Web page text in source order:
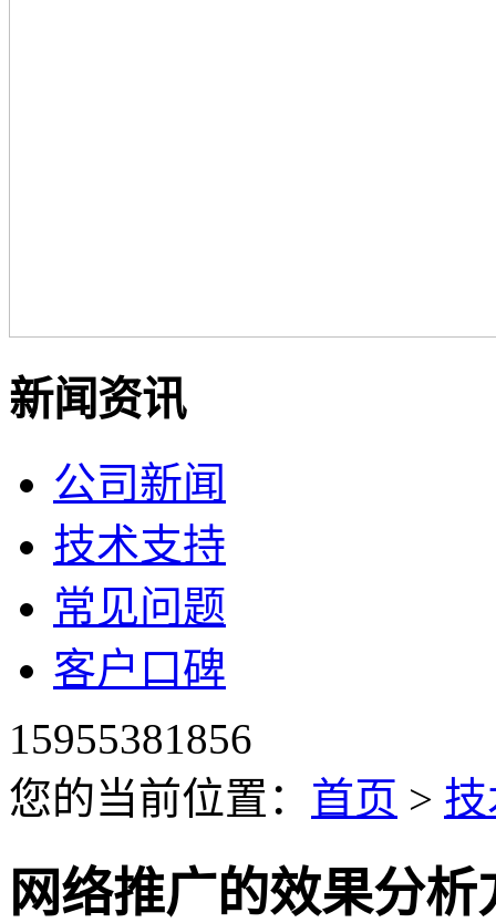
新闻资讯
公司新闻
技术支持
常见问题
客户口碑
15955381856
您的当前位置： 首页 >
网络推广的效果分析